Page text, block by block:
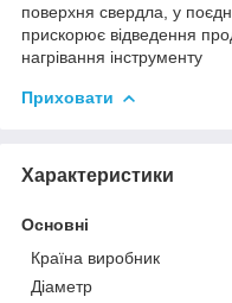
поверхня свердла, у
прискорює відведення
нагрівання інструменту
Приховати
Характеристики
Основні
Країна виробник
Діаметр